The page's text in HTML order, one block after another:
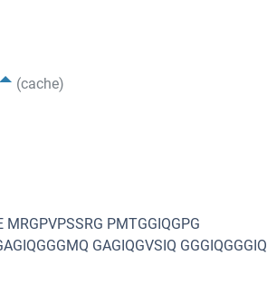
(cache)
PMTGGIQGPG
GAGIQGVSIQ GGGIQGGGIQ